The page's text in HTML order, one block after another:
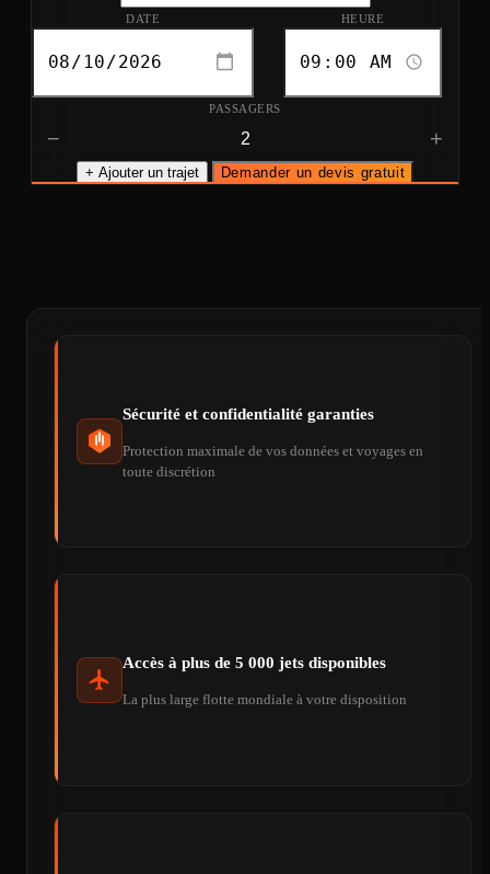
DATE HEURE
PASSAGERS
− +
+ Ajouter un trajet Demander un devis gratuit
Sécurité et confidentialité garanties
Protection maximale de vos données et voyages en
toute discrétion
Accès à plus de 5 000 jets disponibles
La plus large flotte mondiale à votre disposition